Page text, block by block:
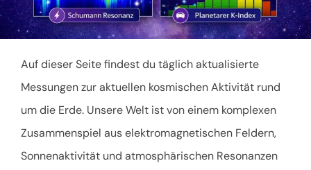
Auf dieser Seite findest du täglich aktualisierte
Messungen zur aktuellen kosmischen Aktivität rund
um die Erde. Unsere Welt ist von einem komplexen
Zusammenspiel aus elektromagnetischen Feldern,
Sonnenaktivität und atmosphärischen Resonanzen